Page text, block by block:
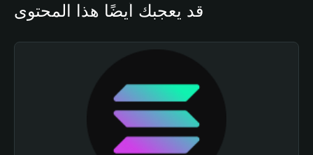
قد يعجبك أيضًا هذا المحتوى